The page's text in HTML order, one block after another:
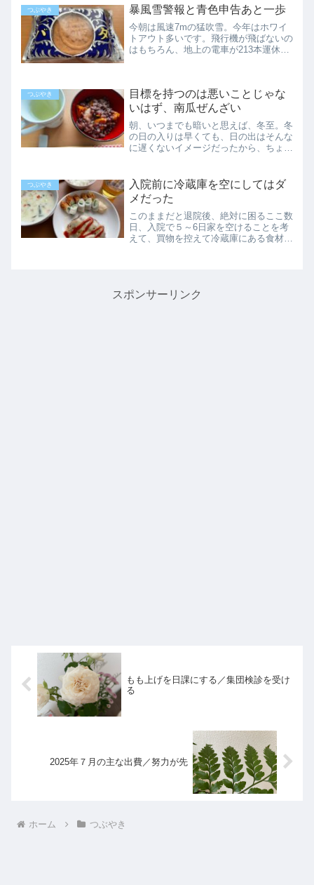
モヤモヤしています。インドに民間投資
10兆円、ですか…インド...
つぶやき 暴風雪警報と青色申告あと一歩
今朝は風速7mの猛吹雪。今年はホワイ
トアウト多いです。飛行機が飛ばないの
はもちろん、地上の電車が213本運休
ていました。家から出られ...
つぶやき
目標を持つのは悪いことじゃな
いはず、南瓜ぜんざい
朝、いつまでも暗いと思えば、冬至。冬
の日の入りは早くても、日の出はそんな
に遅くないイメージだったから、ちょっ
あまり好きになれません。雪には雪でな
いと。何歳からでも目標を...
つぶやき
入院前に冷蔵庫を空にしてはダ
メだった
このままだと退院後、絶対に困るここ数
日、入院で５～6日家を空けることを考
えて、買物を控えて冷蔵庫にある食材を
スポンサーリンク
もも上げを日課にする／集団検診を受け
る
2025年７月の主な出費／努力が先
ホーム つぶやき